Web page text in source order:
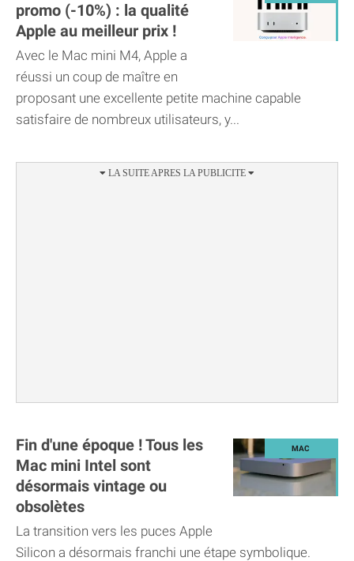
promo (-10%) : la qualité
Apple au meilleur prix !
Avec le Mac mini M4, Apple a
réussi un coup de maître en
proposant une excellente petite machine capable
satisfaire de nombreux utilisateurs, y...
Fin d'une époque ! Tous les
Mac mini Intel sont
désormais vintage ou
obsolètes
La transition vers les puces Apple
Silicon a désormais franchi une étape symbolique.